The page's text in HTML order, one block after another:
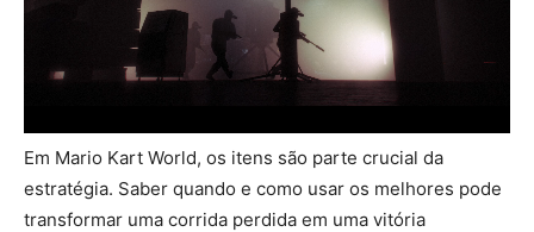
Em Mario Kart World, os itens são parte crucial da
estratégia. Saber quando e como usar os melhores pode
transformar uma corrida perdida em uma vitória